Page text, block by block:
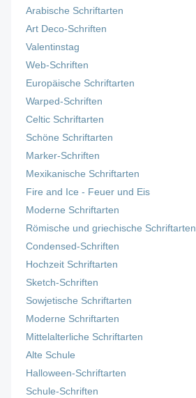
Arabische Schriftarten
Art Deco-Schriften
Valentinstag
Web-Schriften
Europäische Schriftarten
Warped-Schriften
Celtic Schriftarten
Schöne Schriftarten
Marker-Schriften
Mexikanische Schriftarten
Fire and Ice - Feuer und Eis
Moderne Schriftarten
Römische und griechische Schriftarten
Condensed-Schriften
Hochzeit Schriftarten
Sketch-Schriften
Sowjetische Schriftarten
Moderne Schriftarten
Mittelalterliche Schriftarten
Alte Schule
Halloween-Schriftarten
Schule-Schriften